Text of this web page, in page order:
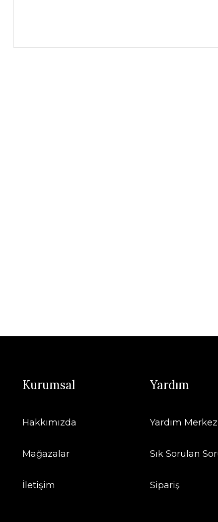
Kurumsal
Hakkımızda
Mağazalar
İletişim
Yardım
Yardım
Sık Sorulan
Sipariş